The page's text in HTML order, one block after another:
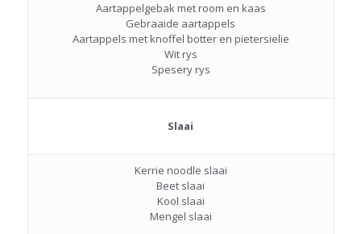
Aartappelgebak met room en kaas
Gebraaide aartappels
Aartappels met knoffel botter en pietersielie
Wit rys
Spesery rys
Slaai
Kerrie noodle slaai
Beet slaai
Kool slaai
Mengel slaai